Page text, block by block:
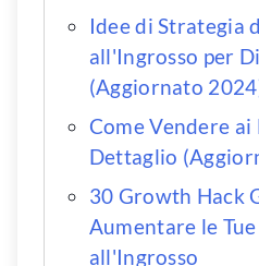
Idee di Strategia
all'Ingrosso per
(Aggiornato
Come Vendere ai
Dettaglio
30 Growth Hack
Aumentare le
all'Ingrosso